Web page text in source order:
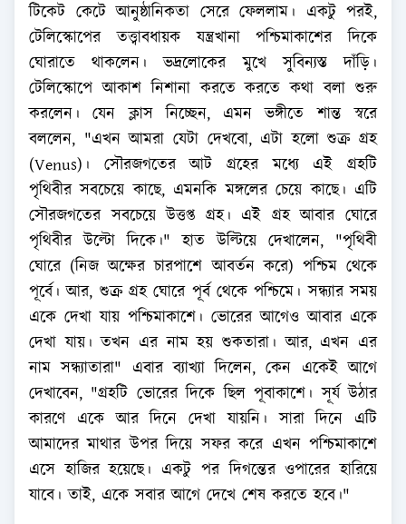
টিকেট কেটে আনুষ্ঠানিকতা সেরে ফেললাম। একটু পরই,
টেলিস্কোপের তত্ত্বাবধায়ক যন্ত্রখানা পশ্চিমাকাশের দিকে
ঘোরাতে থাকলেন। ভদ্রলোকের মুখে সুবিন্যস্ত দাঁড়ি।
টেলিস্কোপে আকাশ নিশানা করতে করতে কথা বলা শুরু
করলেন। যেন ক্লাস নিচ্ছেন, এমন ভঙ্গীতে শান্ত স্বরে
বললেন, "এখন আমরা যেটা দেখবো, এটা হলো শুক্র গ্রহ
(Venus)। সৌরজগতের আট গ্রহের মধ্যে এই গ্রহটি
পৃথিবীর সবচেয়ে কাছে, এমনকি মঙ্গলের চেয়ে কাছে। এটি
সৌরজগতের সবচেয়ে উত্তপ্ত গ্রহ। এই গ্রহ আবার ঘোরে
পৃথিবীর উল্টো দিকে।" হাত উল্টিয়ে দেখালেন, "পৃথিবী
ঘোরে (নিজ অক্ষের চারপাশে আবর্তন করে) পশ্চিম থেকে
পূর্বে। আর, শুক্র গ্রহ ঘোরে পূর্ব থেকে পশ্চিমে। সন্ধ্যার সময়
একে দেখা যায় পশ্চিমাকাশে। ভোরের আগেও আবার একে
দেখা যায়। তখন এর নাম হয় শুকতারা। আর, এখন এর
নাম সন্ধ্যাতারা" এবার ব্যাখ্যা দিলেন, কেন একেই আগে
দেখাবেন, "গ্রহটি ভোরের দিকে ছিল পূবাকাশে। সূর্য উঠার
কারণে একে আর দিনে দেখা যায়নি। সারা দিনে এটি
আমাদের মাথার উপর দিয়ে সফর করে এখন পশ্চিমাকাশে
এসে হাজির হয়েছে। একটু পর দিগন্তের ওপারের হারিয়ে
যাবে। তাই, একে সবার আগে দেখে শেষ করতে হবে।"